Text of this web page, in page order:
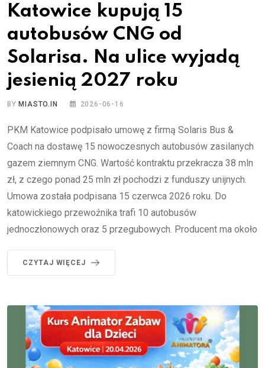
Katowice kupują 15
autobusów CNG od
Solarisa. Na ulice wyjadą
jesienią 2027 roku
BY MIASTO.IN 2026-06-16
PKM Katowice podpisało umowę z firmą Solaris Bus &
Coach na dostawę 15 nowoczesnych autobusów zasilanych
gazem ziemnym CNG. Wartość kontraktu przekracza 38 mln
zł, z czego ponad 25 mln zł pochodzi z funduszy unijnych.
Umowa została podpisana 15 czerwca 2026 roku. Do
katowickiego przewoźnika trafi 10 autobusów
jednoczłonowych oraz 5 przegubowych. Producent ma około
CZYTAJ WIĘCEJ